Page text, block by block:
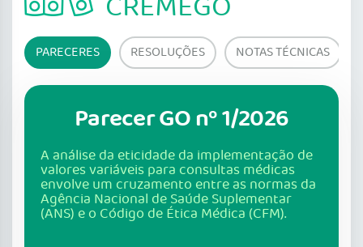
PARECERES RESOLUÇÕES NOTAS TÉCNICAS
Parecer GO nº 1/2026
A análise da eticidade da implementação de
valores variáveis para consultas médicas
envolve um cruzamento entre as normas da
Agência Nacional de Saúde Suplementar
(ANS) e o Código de Ética Médica (CFM).